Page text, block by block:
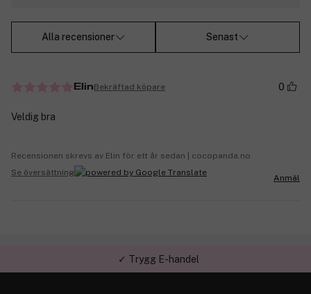
Alla recensioner Senast
ElinBekräftad köpare 0
Veldig bra
Recensionen skrevs av Elin för ett år sedan | cocopanda.no
Se översättning
Anmäl
✓ Trygg E-handel